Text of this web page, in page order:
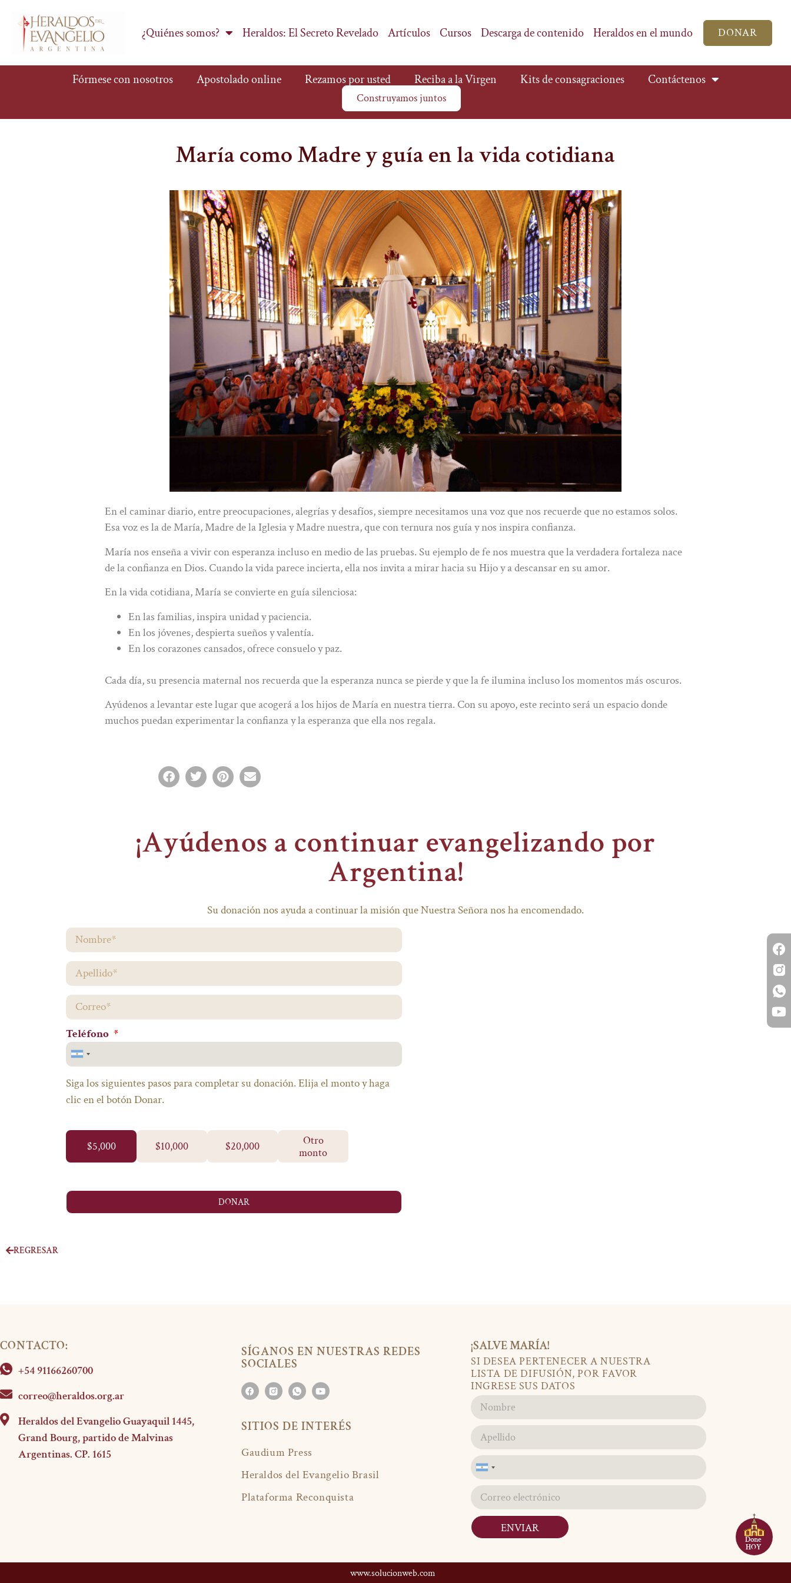
¿Quiénes somos? Heraldos: El Secreto Revelado Artículos Cursos Descarga de contenido Heraldos en el mundo DONAR
Fórmese con nosotros Apostolado online Rezamos por usted Reciba a la Virgen Kits de consagraciones Contáctenos
Construyamos juntos
María como Madre y guía en la vida cotidiana
En el caminar diario, entre preocupaciones, alegrías y desafíos, siempre necesitamos una voz que nos recuerde que no estamos solos.
Esa voz es la de María, Madre de la Iglesia y Madre nuestra, que con ternura nos guía y nos inspira confianza.
María nos enseña a vivir con esperanza incluso en medio de las pruebas. Su ejemplo de fe nos muestra que la verdadera fortaleza nace
de la confianza en Dios. Cuando la vida parece incierta, ella nos invita a mirar hacia su Hijo y a descansar en su amor.
En la vida cotidiana, María se convierte en guía silenciosa:
En las familias, inspira unidad y paciencia.
En los jóvenes, despierta sueños y valentía.
En los corazones cansados, ofrece consuelo y paz.
Cada día, su presencia maternal nos recuerda que la esperanza nunca se pierde y que la fe ilumina incluso los momentos más oscuros.
Ayúdenos a levantar este lugar que acogerá a los hijos de María en nuestra tierra. Con su apoyo, este recinto será un espacio donde
muchos puedan experimentar la confianza y la esperanza que ella nos regala.
¡Ayúdenos a continuar evangelizando por
Argentina!
Su donación nos ayuda a continuar la misión que Nuestra Señora nos ha encomendado.
Teléfono
Argentina
Siga los siguientes pasos para completar su donación. Elija el monto y haga
clic en el botón Donar.
$5,000 $10,000 $20,000
Otro
monto
DONAR
REGRESAR
CONTACTO:
+54 91166260700
correo@heraldos.org.ar
Heraldos del Evangelio Guayaquil 1445,
Grand Bourg, partido de Malvinas
Argentinas. CP. 1615
SÍGANOS EN NUESTRAS REDES
SOCIALES
SITIOS DE INTERÉS
Gaudium Press
Heraldos del Evangelio Brasil
Plataforma Reconquista
¡SALVE MARÍA!
SI DESEA PERTENECER A NUESTRA
LISTA DE DIFUSIÓN, POR FAVOR
INGRESE SUS DATOS
Argentina
ENVIAR
www.solucionweb.com
Done
HOY